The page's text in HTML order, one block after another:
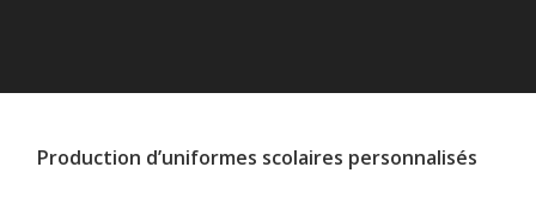
Production d’uniformes scolaires personnalisés